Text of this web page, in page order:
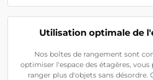
Utilisation optimale de
Nos boîtes de rangement sont
optimiser l'espace des étagères,
ranger plus d'objets sans désordre.